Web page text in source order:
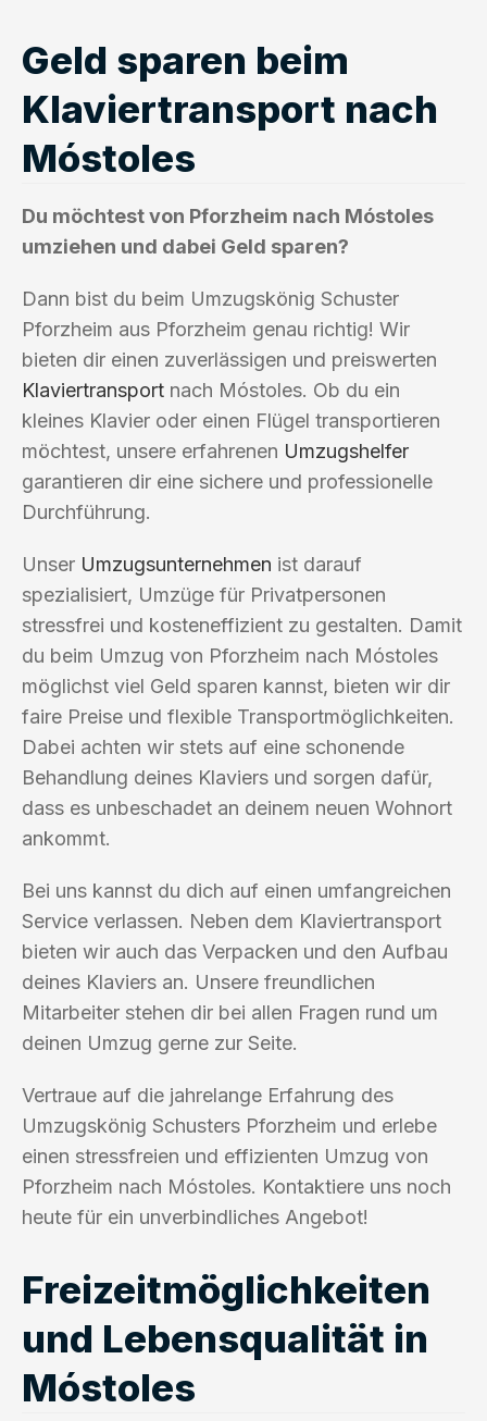
Geld sparen beim
Klaviertransport nach
Móstoles
Du möchtest von Pforzheim nach Móstoles
umziehen und dabei Geld sparen?
Dann bist du beim Umzugskönig Schuster
Pforzheim aus Pforzheim genau richtig! Wir
bieten dir einen zuverlässigen und preiswerten
Klaviertransport nach Móstoles. Ob du ein
kleines Klavier oder einen Flügel transportieren
möchtest, unsere erfahrenen Umzugshelfer
garantieren dir eine sichere und professionelle
Durchführung.
Unser Umzugsunternehmen ist darauf
spezialisiert, Umzüge für Privatpersonen
stressfrei und kosteneffizient zu gestalten. Damit
du beim Umzug von Pforzheim nach Móstoles
möglichst viel Geld sparen kannst, bieten wir dir
faire Preise und flexible Transportmöglichkeiten.
Dabei achten wir stets auf eine schonende
Behandlung deines Klaviers und sorgen dafür,
dass es unbeschadet an deinem neuen Wohnort
ankommt.
Bei uns kannst du dich auf einen umfangreichen
Service verlassen. Neben dem Klaviertransport
bieten wir auch das Verpacken und den Aufbau
deines Klaviers an. Unsere freundlichen
Mitarbeiter stehen dir bei allen Fragen rund um
deinen Umzug gerne zur Seite.
Vertraue auf die jahrelange Erfahrung des
Umzugskönig Schusters Pforzheim und erlebe
einen stressfreien und effizienten Umzug von
Pforzheim nach Móstoles. Kontaktiere uns noch
heute für ein unverbindliches Angebot!
Freizeitmöglichkeiten
und Lebensqualität in
Móstoles